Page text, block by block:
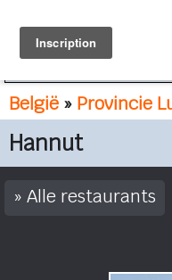
België » Provincie
Hannut
Alle restaurants